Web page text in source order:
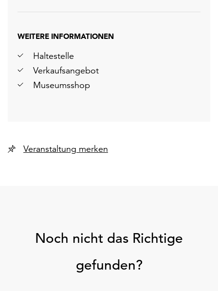
WEITERE INFORMATIONEN
Haltestelle
Verkaufsangebot
Museumsshop
Veranstaltung merken
Noch nicht das Richtige
gefunden?